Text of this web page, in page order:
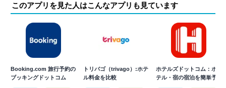
このアプリを見た人はこんなアプリも見ています
Booking.com 旅行予約の
ブッキングドットコム
トリバゴ（trivago）:ホテ
ル料金を比較
ホテルズドットコム：ホ
テル・宿の宿泊を簡単予